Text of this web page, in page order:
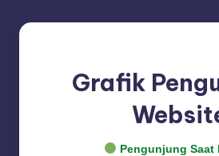
Grafik
Pengunjung Saat